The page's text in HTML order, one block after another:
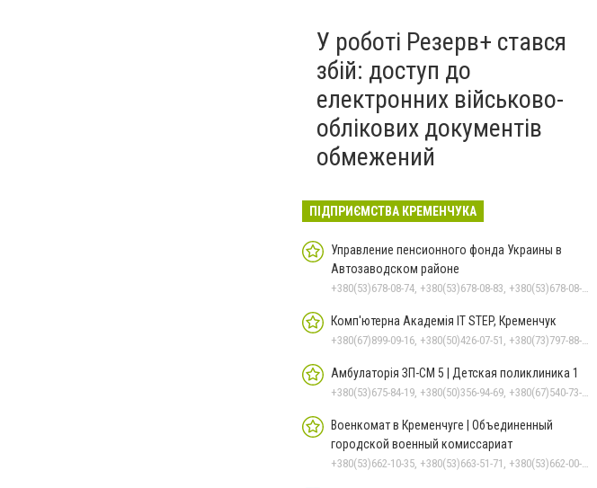
У роботі Резерв+ стався
збій: доступ до
електронних військово-
облікових документів
обмежений
ПІДПРИЄМСТВА КРЕМЕНЧУКА
Управление пенсионного фонда Украины в
Автозаводском районе
+380(53)678-08-74, +380(53)678-08-83, +380(53)678-08-41, +380(53)678-08-86, +380(53)678-09-05
Комп'ютерна Академія IT STEP, Кременчук
+380(67)899-09-16, +380(50)426-07-51, +380(73)797-88-17
Амбулаторія ЗП-СМ 5 | Детская поликлиника 1
+380(53)675-84-19, +380(50)356-94-69, +380(67)540-73-87
Военкомат в Кременчуге | Объединенный
городской военный комиссариат
+380(53)662-10-35, +380(53)663-51-71, +380(53)662-00-54